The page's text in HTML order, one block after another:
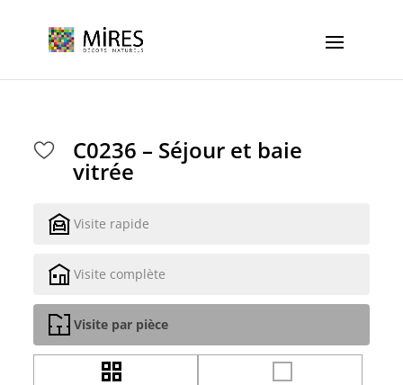
C0236 – Séjour et baie
vitrée
Visite rapide
Visite complète
Visite par pièce